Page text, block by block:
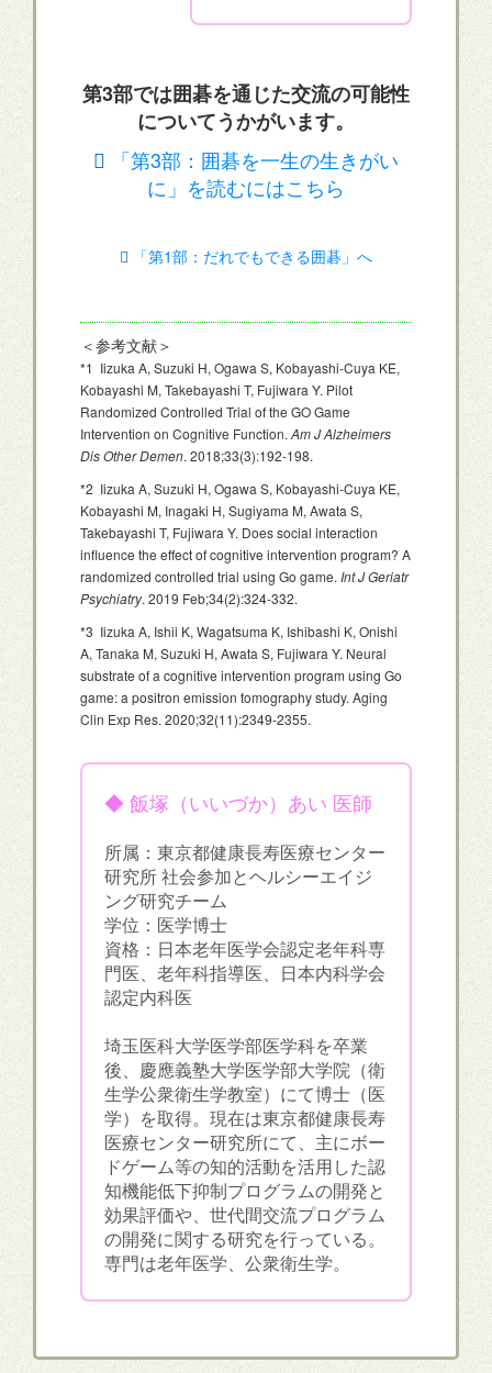
第3部では囲碁を通じた交流の可能性
についてうかがいます。
「第3部：囲碁を一生の生きがい
に」を読むにはこちら
「第1部：だれでもできる囲碁」へ
＜参考文献＞
*1 Iizuka A, Suzuki H, Ogawa S, Kobayashi-Cuya KE,
Kobayashi M, Takebayashi T, Fujiwara Y. Pilot
Randomized Controlled Trial of the GO Game
Intervention on Cognitive Function. Am J Alzheimers
Dis Other Demen. 2018;33(3):192-198.
*2 Iizuka A, Suzuki H, Ogawa S, Kobayashi-Cuya KE,
Kobayashi M, Inagaki H, Sugiyama M, Awata S,
Takebayashi T, Fujiwara Y. Does social interaction
influence the effect of cognitive intervention program? A
randomized controlled trial using Go game. Int J Geriatr
Psychiatry. 2019 Feb;34(2):324-332.
*3 Iizuka A, Ishii K, Wagatsuma K, Ishibashi K, Onishi
A, Tanaka M, Suzuki H, Awata S, Fujiwara Y. Neural
substrate of a cognitive intervention program using Go
game: a positron emission tomography study. Aging
Clin Exp Res. 2020;32(11):2349-2355.
◆ 飯塚（いいづか）あい 医師
所属：東京都健康長寿医療センター
研究所 社会参加とヘルシーエイジ
ング研究チーム
学位：医学博士
資格：日本老年医学会認定老年科専
門医、老年科指導医、日本内科学会
認定内科医
埼玉医科大学医学部医学科を卒業
後、慶應義塾大学医学部大学院（衛
生学公衆衛生学教室）にて博士（医
学）を取得。現在は東京都健康長寿
医療センター研究所にて、主にボー
ドゲーム等の知的活動を活用した認
知機能低下抑制プログラムの開発と
効果評価や、世代間交流プログラム
の開発に関する研究を行っている。
専門は老年医学、公衆衛生学。